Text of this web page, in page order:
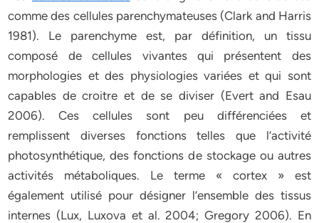
comme des cellules parenchymateuses (Clark and Harris
1981). Le parenchyme est, par définition, un tissu
composé de cellules vivantes qui présentent des
morphologies et des physiologies variées et qui sont
capables de croitre et de se diviser (Evert and Esau
2006). Ces cellules sont peu différenciées et
remplissent diverses fonctions telles que l’activité
photosynthétique, des fonctions de stockage ou autres
activités métaboliques. Le terme « cortex » est
également utilisé pour désigner l’ensemble des tissus
internes (Lux, Luxova et al. 2004; Gregory 2006). En